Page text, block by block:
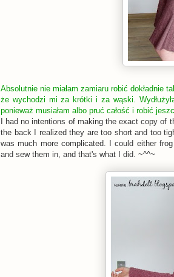
Absolutnie nie miałam zamiaru robić dokładnie
że wychodzi mi za krótki i za wąski.
ponieważ musiałam albo pruć całość i robić
I had no intentions of making the exact copy of
the back I realized they are too short and too
was much more complicated. I could either
and sew them in, and that's what I did. ~^^~